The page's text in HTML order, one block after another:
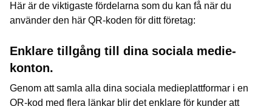
Här är de viktigaste fördelarna som du kan få när du
använder den här QR-koden för ditt företag:
Enklare tillgång till dina sociala medie-
konton.
Genom att samla alla dina sociala medieplattformar i en
QR-kod med flera länkar blir det enklare för kunder att